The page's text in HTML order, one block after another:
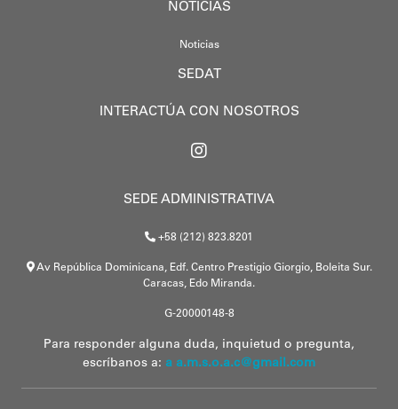
NOTICIAS
Noticias
SEDAT
INTERACTÚA CON NOSOTROS
SEDE ADMINISTRATIVA
+58 (212) 823.8201
Av República Dominicana, Edf. Centro Prestigio Giorgio, Boleita Sur.
Caracas, Edo Miranda.
G-20000148-8
Para responder alguna duda, inquietud o pregunta,
escríbanos a: a a.m.s.o.a.c@gmail.com